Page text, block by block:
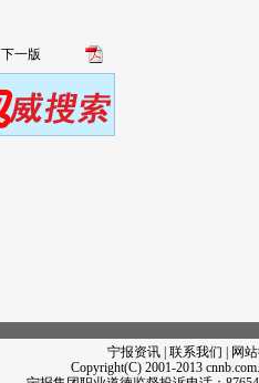
下一版
宁报资讯 | 联系我们 | 网站
Copyright(C) 2001-2013